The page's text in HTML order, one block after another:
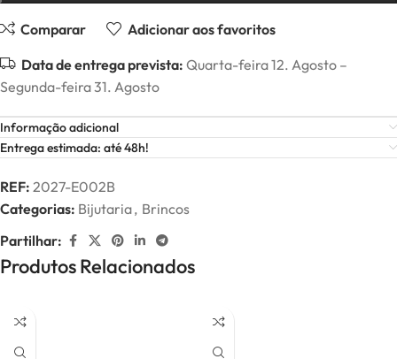
Comparar Adicionar aos favoritos
Data de entrega prevista: Quarta-feira 12. Agosto –
Segunda-feira 31. Agosto
Informação adicional
Entrega estimada: até 48h!
REF: 2027-E002B
Categorias: Bijutaria, Brincos
Partilhar:
Produtos Relacionados